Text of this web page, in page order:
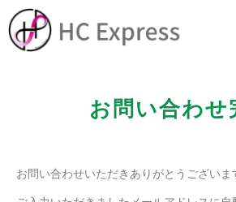
お問い合わせ
お問い合わせいただきありがとうございま